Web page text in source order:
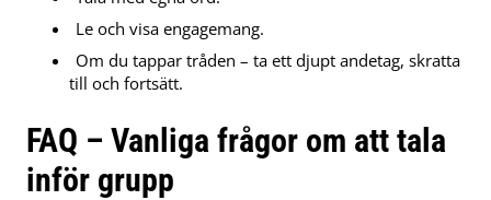
Le och visa engagemang.
Om du tappar tråden – ta ett djupt andetag, skratta
till och fortsätt.
FAQ – Vanliga frågor om att tala
inför grupp